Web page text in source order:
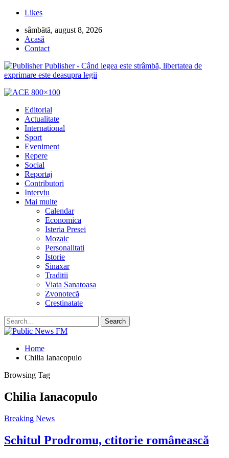
Likes
sâmbătă, august 8, 2026
Acasă
Contact
Publisher - Când legea este strâmbă, libertatea de
exprimare este deasupra legii
Editorial
Actualitate
International
Sport
Eveniment
Repere
Social
Reportaj
Contributori
Interviu
Mai multe
Calendar
Economica
Isteria Presei
Mozaic
Personalitati
Istorie
Sinaxar
Traditii
Viata Sanatoasa
Zvonotecă
Crestinatate
Home
Chilia Ianacopulo
Browsing Tag
Chilia Ianacopulo
Breaking News
Schitul Prodromu, ctitorie românească